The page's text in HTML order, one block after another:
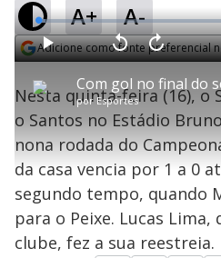
A+ A-
Adicione como fonte preferencial
Opens in new window P
l
a
por Esportes
P V
t
a
r
0
e
g
n
d
s
A
n
ç
a
r
1
s
e
u
n
o
s
L
o
a
d
e
:
2
.
5
5
%
Nesta quinta-feira (16), o
o Santos no Estádio
nona rodada do
da casa vencia por 1 a 0
segundo tempo, quando
para o Peixe. Lucas
clube, fez a sua reestreia.